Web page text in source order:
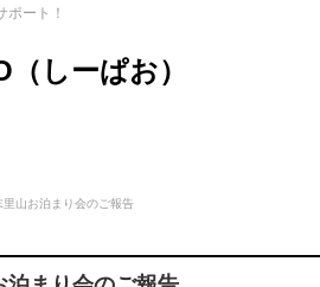
ート！
しーぱお）
里山お泊まり会のご報告